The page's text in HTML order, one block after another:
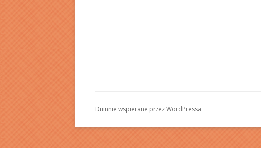
Dumnie wspierane przez WordPressa